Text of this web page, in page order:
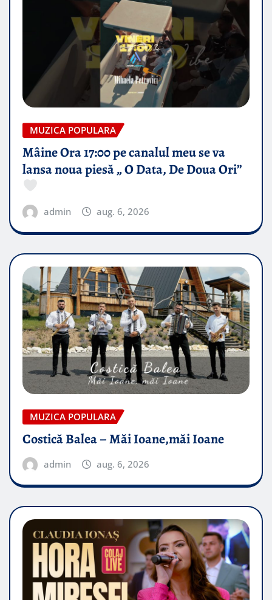
MUZICA POPULARA
Mâine Ora 17:00 pe canalul meu se va
lansa noua piesă „ O Data, De Doua Ori”
admin aug. 6, 2026
MUZICA POPULARA
Costică Balea – Măi Ioane,măi Ioane
admin aug. 6, 2026